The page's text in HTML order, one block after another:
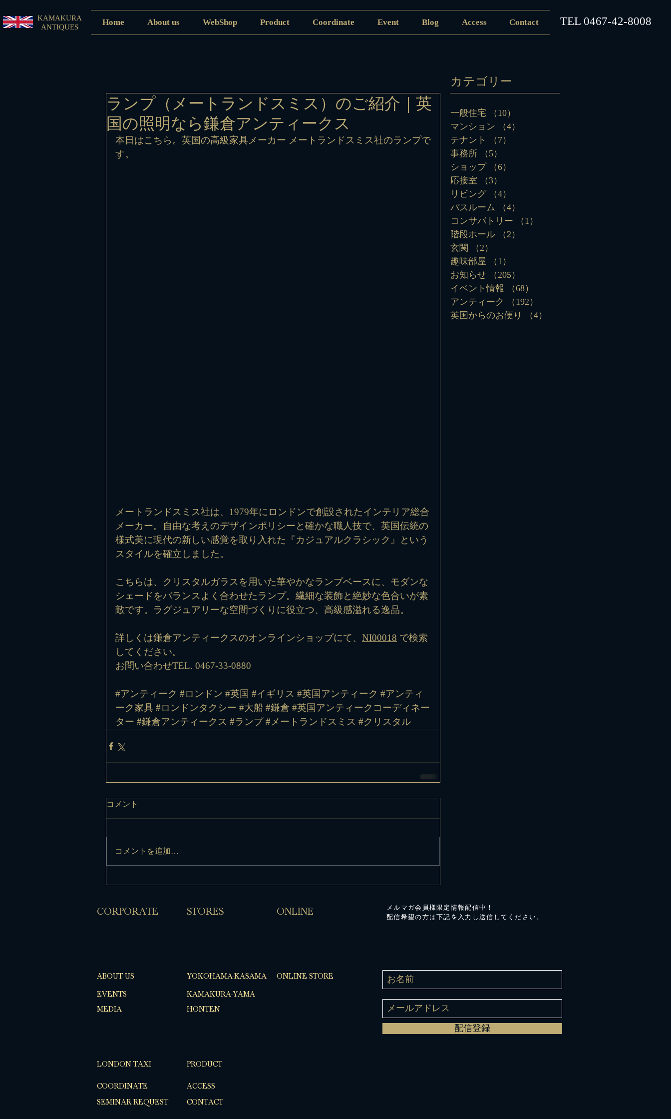
KAMAKURA
ANTIQUES
Home About us WebShop Product Coordinate Event Blog Access Contact ​TEL 0467-42-8008
ランプ（メートランドスミス）のご紹介｜英
国の照明なら鎌倉アンティークス
本日はこちら。英国の高級家具メーカー メートランドスミス社のランプで
す。
メートランドスミス社は、1979年にロンドンで創設されたインテリア総合
メーカー。自由な考えのデザインポリシーと確かな職人技で、英国伝統の
様式美に現代の新しい感覚を取り入れた『カジュアルクラシック』という
スタイルを確立しました。
こちらは、クリスタルガラスを用いた華やかなランプベースに、モダンな
シェードをバランスよく合わせたランプ。繊細な装飾と絶妙な色合いが素
敵です。ラグジュアリーな空間づくりに役立つ、高級感溢れる逸品。
詳しくは鎌倉アンティークスのオンラインショップにて、 NI00018 で検索
してください。
お問い合わせTEL. 0467-33-0880
#アンティーク #ロンドン #英国 #イギリス #英国アンティーク #アンティ
ーク家具 #ロンドンタクシー #大船 #鎌倉 #英国アンティークコーディネー
ター #鎌倉アンティークス #ランプ #メートランドスミス #クリスタル
コメント
コメントを追加…
カテゴリー
一般住宅 （10）
マンション
（4）
テナント
（7）
事務所
（5）
ショップ
（6）
応接室
（3）
リビング
（4）
バスルーム
（4）
コンサバトリー
（1）
階段ホール
（2）
玄関
（2）
趣味部屋
（1）
お知らせ
（205）
イベント情報
（68）
アンティーク
（192）
英国からのお便り
（4）
​CORPORATE ​STORES ONLINE
メルマガ会員様限定情報配信中！
配信希望の方は下記を入力し送信してください。
ABOUT US
EVENTS
MEDIA
YOKOHAMA-KASAMA ONLINE STORE
KAMAKURA-YAMA
HONTEN
配信登録
LONDON TAXI
COORDINATE
SEMINAR REQUEST
PRODUCT
ACCESS
CONTACT